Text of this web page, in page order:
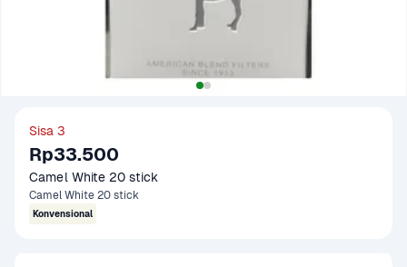
Sisa 3
Rp33.500
Camel White 20 stick
Camel White 20 stick
Konvensional